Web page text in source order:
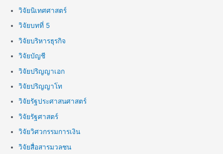
วิจัยนิเทศศาสตร์
วิจัยบทที่ 5
วิจัยบริหารธุรกิจ
วิจัยบัญชี
วิจัยปริญญาเอก
วิจัยปริญญาโท
วิจัยรัฐประศาสนศาสตร์
วิจัยรัฐศาสตร์
วิจัยวิศวกรรมการเงิน
วิจัยสื่อสารมวลชน